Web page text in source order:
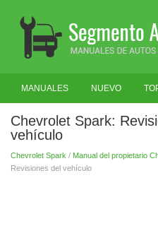
MANUALES NUEVO
BUSCAR
Chevrolet Spark:
vehículo
Chevrolet Spark / Manual del propietario
Revisiones del vehículo